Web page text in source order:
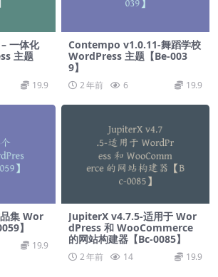
一体化
主题
19.9
Contempo v1.0.11-舞蹈学校
WordPress 主题【Be-003
9】
2 年前 6 19.9
集 Wor
】
19.9
JupiterX v4.7.5-适用于 Wor
dPress 和 WooCommerce
的网站构建器【Bc-0085】
2 年前 14 19.9